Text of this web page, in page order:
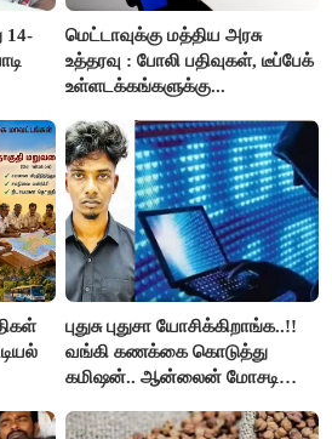
14-
மெட்டாவுக்கு மத்திய அரசு
உத்தரவு : போலி பதிவுகள், டீப்பேக்
உள்ளடக்கங்களுக்கு...
புதுசு புதுசா யோசிக்கிறாங்க..!!
வங்கி கணக்கை கொடுத்து
கமிஷன்.. ஆன்லைன் மோசடி
கைது..!!